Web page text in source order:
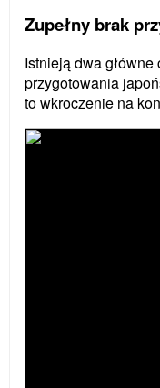
Zupełny brak
Istnieją dwa
przygotowania
to wkroczenie na